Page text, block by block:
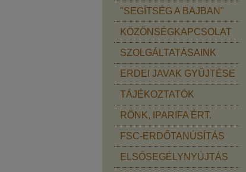
"SEGÍTSÉG A BAJBAN"
KÖZÖNSÉGKAPCSOLAT
SZOLGÁLTATÁSAINK
ERDEI JAVAK GYŰJTÉSE
TÁJÉKOZTATÓK
RÖNK, IPARIFA ÉRT.
FSC-ERDŐTANÚSÍTÁS
ELSŐSEGÉLYNYÚJTÁS